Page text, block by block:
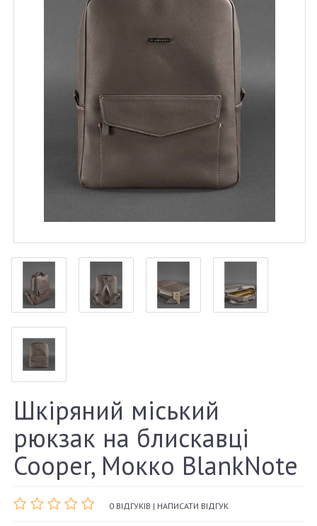
Шкіряний міський
рюкзак на блискавці
Cooper, Мокко BlankNote
0 ВІДГУКІВ | НАПИСАТИ ВІДГУК